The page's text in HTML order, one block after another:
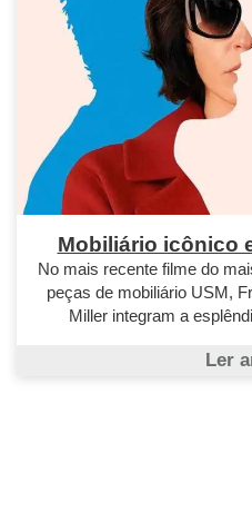
Mobiliário icônico
No mais recente filme do
peças de mobiliário USM,
Miller integram a
Ler